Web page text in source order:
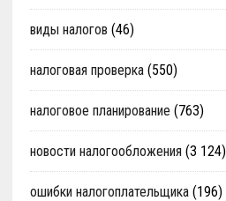
виды налогов (46)
налоговая проверка(550)
налоговое планирование (763)
новости налогообложения (3 124)
ошибки налогоплательщика(196)